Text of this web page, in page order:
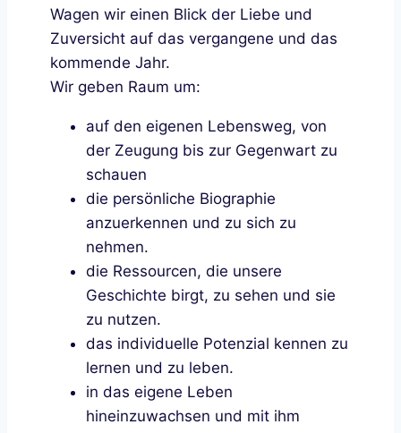
Wagen wir einen Blick der Liebe und
Zuversicht auf das vergangene und das
kommende Jahr.
Wir geben Raum um:
auf den eigenen Lebensweg, von
der Zeugung bis zur Gegenwart zu
schauen
die persönliche Biographie
anzuerkennen und zu sich zu
nehmen.
die Ressourcen, die unsere
Geschichte birgt, zu sehen und sie
zu nutzen.
das individuelle Potenzial kennen zu
lernen und zu leben.
in das eigene Leben
hineinzuwachsen und mit ihm